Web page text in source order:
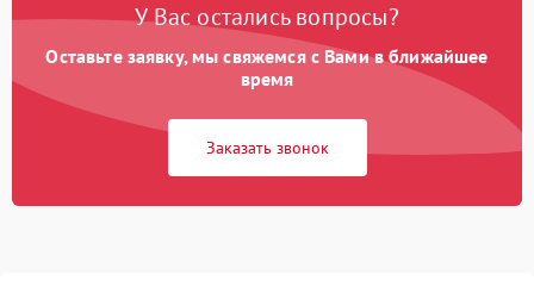
Повреждение системы
защиты от перегрева
1000 ₽
Неисправность системы
Неисправность системы
У Вас остались вопросы?
Оставьте заявку, мы свяжемся с Вами в ближайшее
время
Заказать звонок